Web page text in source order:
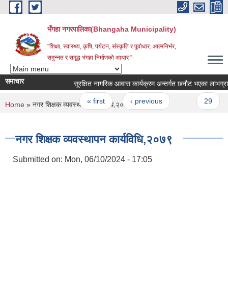
Skip to main content
भँगहा नगरपालिका(Bhangaha Municipality)
"शिक्षा, स्वास्थ्य, कृषि, पर्यटन, संस्कृति र पूर्वाधार: आत्मनिर्भर,
समुन्नत र समृद्ध भंगहा निर्माणको आधार "
समाचार सूरक्षित नागरिक आवास कार्यक्रम अन्तर्गत छनौट भएका
Pages
« first ‹ previous
You are here
Home » नगर शिक्षक व्यवस्थापन कार्यविधि,२०७९
नगर शिक्षक व्यवस्थापन कार्यविधि,२०७९
Submitted on: Mon, 06/10/2024 - 17:05